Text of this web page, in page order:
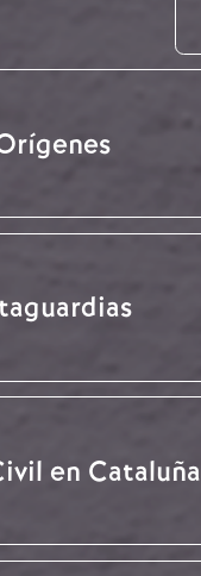
en Cataluña